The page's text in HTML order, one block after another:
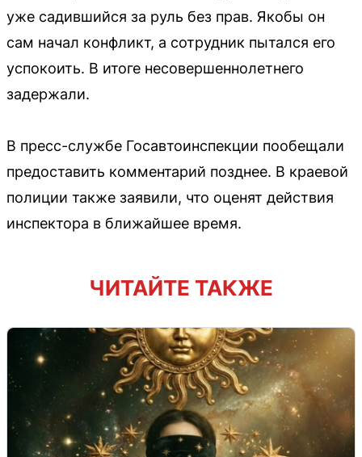
уже садившийся за руль без прав. Якобы он
сам начал конфликт, а сотрудник пытался его
успокоить. В итоге несовершеннолетнего
задержали.
В пресс-службе Госавтоинспекции пообещали
предоставить комментарий позднее. В краевой
полиции также заявили, что оценят действия
инспектора в ближайшее время.
ЧИТАЙТЕ ТАКЖЕ